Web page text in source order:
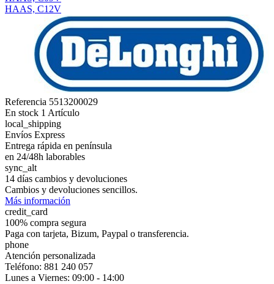
HAAS, C12V
Referencia 5513200029
En stock 1 Artículo
local_shipping
Envíos Express
Entrega rápida en península
en 24/48h laborables
sync_alt
14 días cambios y devoluciones
Cambios y devoluciones sencillos.
Más información
credit_card
100% compra segura
Paga con tarjeta, Bizum, Paypal o transferencia.
phone
Atención personalizada
Teléfono: 881 240 057
Lunes a Viernes: 09:00 - 14:00